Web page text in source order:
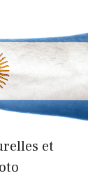
et